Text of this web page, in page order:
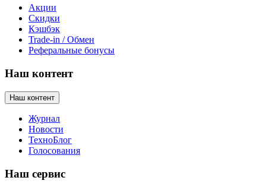
Акции
Скидки
Кэшбэк
Trade-in / Обмен
Реферальные бонусы
Наш контент
Наш контент
Журнал
Новости
ТехноБлог
Голосования
Наш сервис